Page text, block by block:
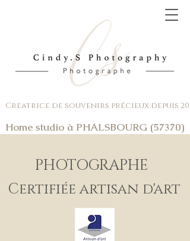
Creatrice de souvenirs précieux depuis
Home studio à PHALSBOURG (57370)
PHOTOGRAPHE
Certifiée artisan d'art